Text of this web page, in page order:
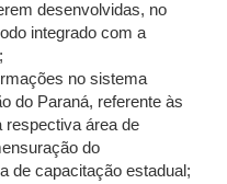
desenvolvidas, no
integrado com a
no sistema
do Paraná, referente às
respectiva área de
do
de capacitação estadual;